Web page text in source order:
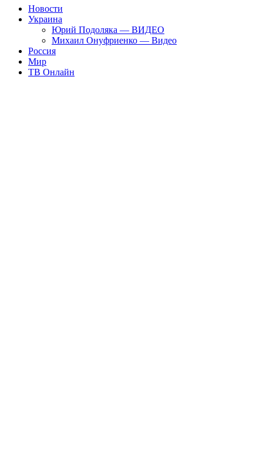
Новости
Украина
Юрий Подоляка — ВИДЕО
Михаил Онуфриенко — Видео
Россия
Мир
ТВ Онлайн